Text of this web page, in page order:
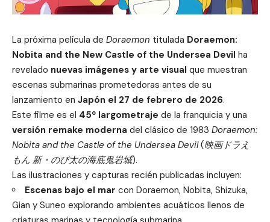
La próxima película de Doraemon titulada Doraemon:
Nobita and the New Castle of the Undersea Devil ha
revelado nuevas imágenes y arte visual que muestran
escenas submarinas prometedoras antes de su
lanzamiento en Japón el 27 de febrero de 2026.
Este filme es el 45º largometraje de la franquicia y una
versión remake moderna del clásico de 1983 Doraemon:
Nobita and the Castle of the Undersea Devil(映画ドラえ
もん 新・のび太の海底鬼岩城).
Las ilustraciones y capturas recién publicadas incluyen:
Escenas bajo el mar con Doraemon, Nobita, Shizuka,
Gian y Suneo explorando ambientes acuáticos llenos de